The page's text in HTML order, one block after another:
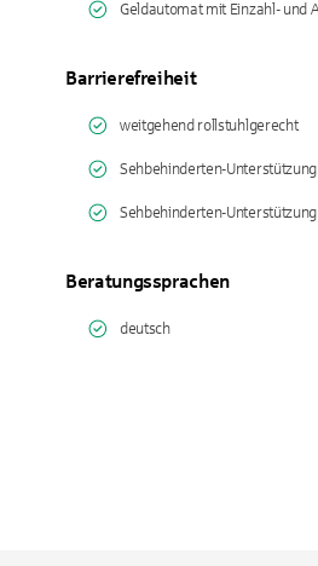
Geldautomat mit Einzahl- und
Barrierefreiheit
weitgehend rollstuhlgerecht
Sehbehinderten-
Sehbehinderten-Unterstützung
Beratungssprachen
deutsch